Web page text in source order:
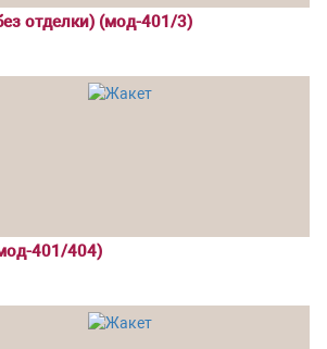
отделки) (мод-401/3)
401/404)